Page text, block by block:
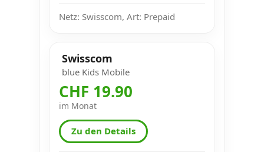
Netz: Swisscom, Art: Prepaid
Swisscom
blue Kids Mobile
CHF 19.90
im Monat
Zu den Details